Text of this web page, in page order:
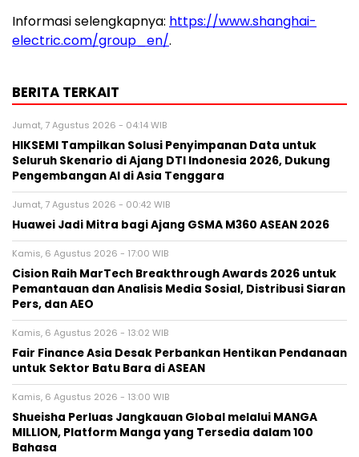
Informasi selengkapnya: https://www.shanghai-
electric.com/group_en/.
BERITA TERKAIT
Jumat, 7 Agustus 2026 - 04:14 WIB
HIKSEMI Tampilkan Solusi Penyimpanan Data untuk
Seluruh Skenario di Ajang DTI Indonesia 2026, Dukung
Pengembangan AI di Asia Tenggara
Jumat, 7 Agustus 2026 - 00:42 WIB
Huawei Jadi Mitra bagi Ajang GSMA M360 ASEAN 2026
Kamis, 6 Agustus 2026 - 17:00 WIB
Cision Raih MarTech Breakthrough Awards 2026 untuk
Pemantauan dan Analisis Media Sosial, Distribusi Siaran
Pers, dan AEO
Kamis, 6 Agustus 2026 - 13:02 WIB
Fair Finance Asia Desak Perbankan Hentikan Pendanaan
untuk Sektor Batu Bara di ASEAN
Kamis, 6 Agustus 2026 - 13:00 WIB
Shueisha Perluas Jangkauan Global melalui MANGA
MILLION, Platform Manga yang Tersedia dalam 100
Bahasa